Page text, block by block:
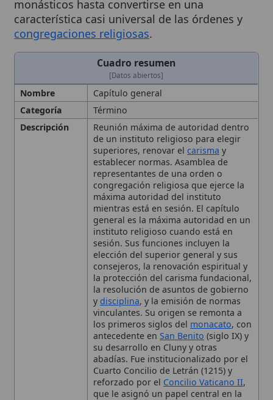
Cuadro resumen
[Datos abiertos]
Término
Reunión máxima de autoridad dentro
de un instituto religioso para elegir
superiores, renovar el
establecer normas. Asamblea de
representantes de una orden o
congregación religiosa que ejerce la
máxima autoridad del instituto
mientras está en sesión. El capítulo
general es la máxima autoridad en un
instituto religioso cuando está en
sesión. Sus funciones incluyen la
elección del superior general y sus
consejeros, la renovación espiritual y
la protección del carisma fundacional,
la resolución de asuntos de gobierno
disciplina, y la emisión de normas
vinculantes. Su origen se remonta a
los primeros siglos delmonacato, con
antecedente en San Benito(siglo IX) y
su desarrollo en Cluny y otras
abadías. Fue institucionalizado por el
Cuarto Concilio de Letrán (1215) y
reforzado por elConcilio Vaticano II,
que le asignó un papel central en la
renovación de los institutos religiosos
Se rastrea hasta el siglo IX conSan
Benito; se popularizó en Cluny y otras
reformas monásticas; consolidado
por el Concilio de Letrán (1215) y
fortalecido por el Concilio Vaticano II.